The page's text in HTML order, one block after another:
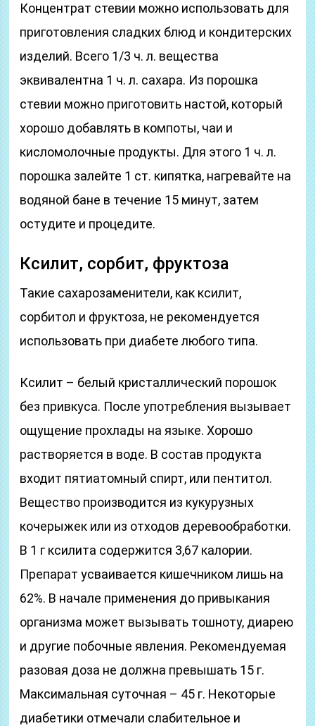
Концентрат стевии можно использовать для
приготовления сладких блюд и кондитерских
изделий. Всего 1/3 ч. л. вещества
эквивалентна 1 ч. л. сахара. Из порошка
стевии можно приготовить настой, который
хорошо добавлять в компоты, чаи и
кисломолочные продукты. Для этого 1 ч. л.
порошка залейте 1 ст. кипятка, нагревайте на
водяной бане в течение 15 минут, затем
остудите и процедите.
Ксилит, сорбит, фруктоза
Такие сахарозаменители, как ксилит,
сорбитол и фруктоза, не рекомендуется
использовать при диабете любого типа.
Ксилит – белый кристаллический порошок
без привкуса. После употребления вызывает
ощущение прохлады на языке. Хорошо
растворяется в воде. В состав продукта
входит пятиатомный спирт, или пентитол.
Вещество производится из кукурузных
кочерыжек или из отходов деревообработки.
В 1 г ксилита содержится 3,67 калории.
Препарат усваивается кишечником лишь на
62%. В начале применения до привыкания
организма может вызывать тошноту, диарею
и другие побочные явления. Рекомендуемая
разовая доза не должна превышать 15 г.
Максимальная суточная – 45 г. Некоторые
диабетики отмечали слабительное и